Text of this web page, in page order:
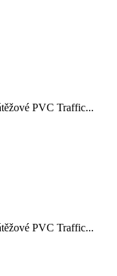
PVC Traffic...
PVC Traffic...